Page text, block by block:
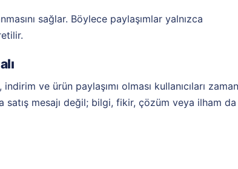
sağlar. Böylece paylaşımlar yalnızca
ve ürün paylaşımı olması kullanıcıları
satış mesajı değil; bilgi, fikir, çözüm veya ilham da